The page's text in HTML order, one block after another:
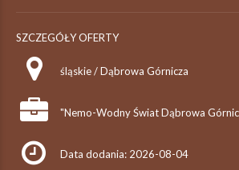
SZCZEGÓŁY OFERTY
śląskie / Dąbrowa Górnicza
"Nemo-Wodny Świat Dąbrowa
Data dodania: 2026-08-04